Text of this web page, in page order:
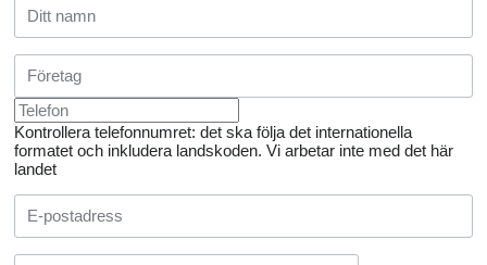
Kontrollera telefonnumret: det ska följa det internationella
formatet och inkludera landskoden. Vi arbetar inte med det här
landet